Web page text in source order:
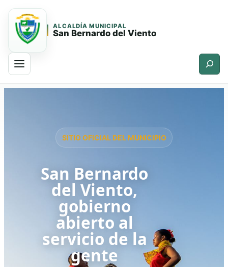
ALCALDÍA MUNICIPAL
San Bernardo del Viento
Buscar
SITIO OFICIAL DEL MUNICIPIO
San Bernardo
del Viento,
gobierno
abierto al
servicio de la
gente